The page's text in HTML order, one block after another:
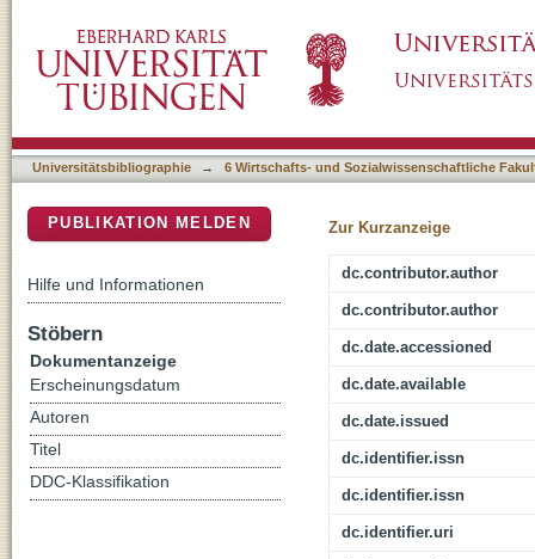
Universitätsbibliographie → 6 Wirtschafts- und Sozialwissenschaftliche
Zur Kurzanzeige
dc.contributor.author
dc.contributor.author
dc.date.accessioned
dc.date.available
dc.date.issued
dc.identifier.issn
dc.identifier.issn
dc.identifier.uri
PUBLIKATION MELDEN
Hilfe und Informationen
Stöbern
Dokumentanzeige
Erscheinungsdatum
Autoren
Titel
DDC-Klassifikation